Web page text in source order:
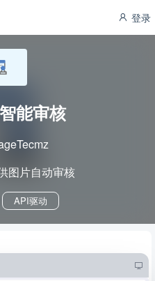
登录
能审核
图片自动审核
API驱动